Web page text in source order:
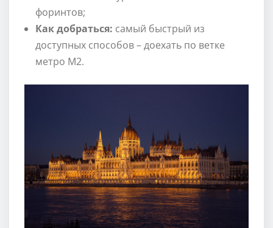
форинтов;
Как добраться: самый быстрый из
доступных способов – доехать по ветке
метро М2.